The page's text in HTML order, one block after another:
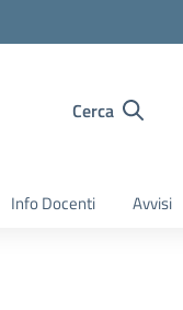
Cerca
Info Docenti Avvisi